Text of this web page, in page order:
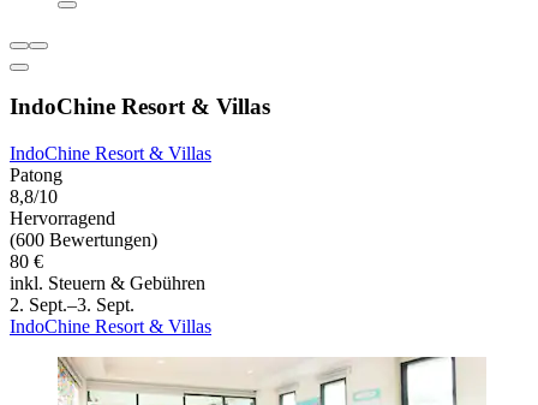
IndoChine Resort & Villas
IndoChine Resort & Villas
Patong
8,8/10
Hervorragend
(600 Bewertungen)
80 €
inkl. Steuern & Gebühren
2. Sept.–3. Sept.
IndoChine Resort & Villas